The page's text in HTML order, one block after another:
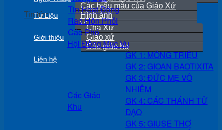
Tư Liệu
Các biểu mẫu của Giáo Xứ
Hình ảnh
Video
Giới thiệu
Cha Xứ
Giáo xứ
Các giáo họ
Liên hệ
Tin tức
Tin Hoạt Động
Rao Hôn Phối
Cáo Phó
Hội Đồng Mục Vụ
Các Giáo
Khu
GK 1: MÔNG TRIỆU
GK 2: GIOAN BAOTIXITA
GK 3: ĐỨC MẸ VÔ
NHIỄM
GK 4: CÁC THÁNH TỬ
ĐẠO
GK 5: GIUSE THỢ